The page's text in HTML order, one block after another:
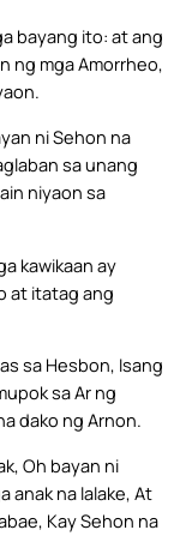
bayang ito: at ang
ng mga Amorrheo,
ni Sehon na
sa unang
niyaon sa
kawikaan ay
at itatag ang
sa Hesbon, Isang
sa Ar ng
dako ng Arnon.
Oh bayan ni
anak na lalake, At
Kay Sehon na